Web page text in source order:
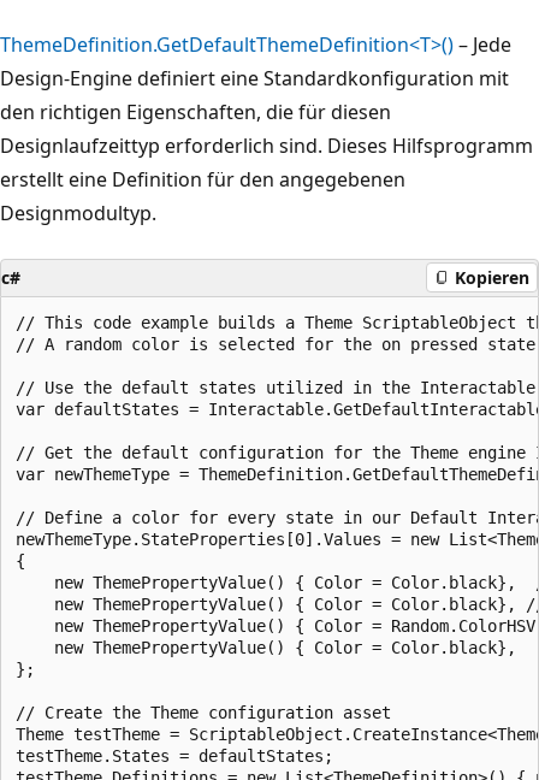
ThemeDefinition.GetDefaultThemeDefinition<T>()– Jede
Design-Engine definiert eine Standardkonfiguration mit
den richtigen Eigenschaften, die für diesen
Designlaufzeittyp erforderlich sind. Dieses Hilfsprogramm
erstellt eine Definition für den angegebenen
Designmodultyp.
c# Kopieren
// This code example builds a Theme ScriptableObject
// A random color is selected for the on pressed
// Use the default states utilized in the Interactable
var defaultStates =
// Get the default configuration for the Theme engine
var newThemeType =
// Define a color for every state in our Default
newThemeType.StateProperties[0].Values = new
{
new ThemePropertyValue() { Color = Color.black},
new ThemePropertyValue() { Color = Color.black},
new ThemePropertyValue() { Color =
new ThemePropertyValue() { Color = Color.black},
};
// Create the Theme configuration asset
Theme testTheme =
testTheme.States = defaultStates;